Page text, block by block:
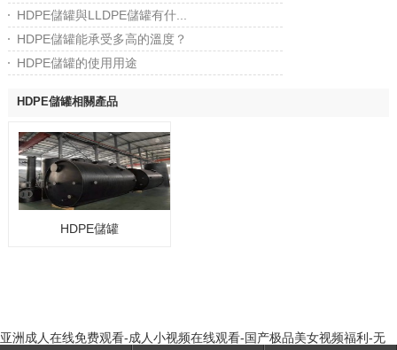
HDPE儲罐與LLDPE儲罐有什...
HDPE儲罐能承受多高的溫度？
HDPE儲罐的使用用途
HDPE儲罐相關產品
HDPE儲罐
亚洲成人在线免费观看-成人小视频在线观看-国产极品美女视频福利-无